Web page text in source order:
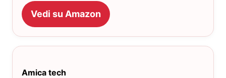
Vedi su Amazon
Amica tech